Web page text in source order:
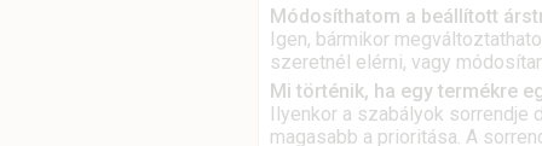
Módosíthatom a beállított
Igen, bármikor
szeretnél elérni, vagy
Mi történik, ha egy termékre
Ilyenkor a szabályok sorrendje
magasabb a prioritása. A